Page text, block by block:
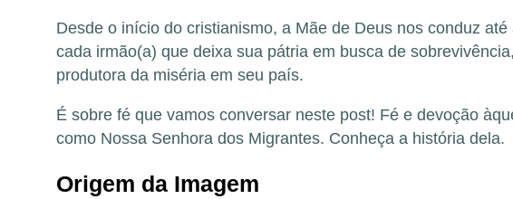
Desde o início do cristianismo, a Mãe de Deus nos conduz
cada irmão(a) que deixa sua pátria em busca de
produtora da miséria em seu país.
É sobre fé que vamos conversar neste post! Fé e devoção
como Nossa Senhora dos Migrantes. Conheça a história dela.
Origem da Imagem